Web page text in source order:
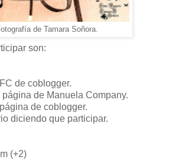
de Tamara Soñora.
son:
de coblogger.
de Manuela Company.
de coblogger.
diciendo que participar.
(+2)